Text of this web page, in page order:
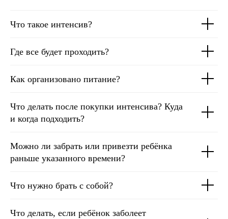
Что такое интенсив?
Где все будет проходить?
Как организовано питание?
Что делать после покупки интенсива? Куда
и когда подходить?
Можно ли забрать или привезти ребёнка
раньше указанного времени?
Что нужно брать с собой?
Что делать, если ребёнок заболеет